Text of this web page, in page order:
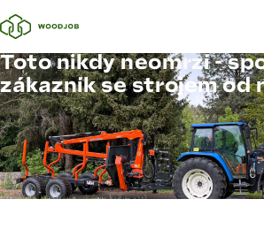
Toto nikdy neomrzí -
zákazník se strojem od